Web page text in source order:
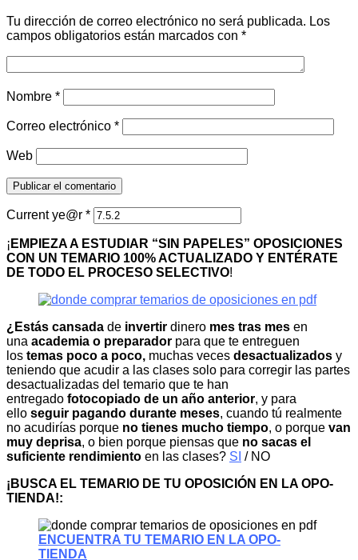
Tu dirección de correo electrónico no será publicada. Los
campos obligatorios están marcados con *
Nombre *
Correo electrónico *
Web
Current ye@r *
¡ EMPIEZA A ESTUDIAR “SIN PAPELES” OPOSICIONES
CON UN TEMARIO 100% ACTUALIZADO Y ENTÉRATE
DE TODO EL PROCESO SELECTIVO!
¿Estás cansada de invertir dinero mes tras mes en
una academia o preparador para que te entreguen
los temas poco a poco, muchas veces desactualizados y
teniendo que acudir a las clases solo para corregir las partes
desactualizadas del temario que te han
entregado fotocopiado de un año anterior, y para
ello seguir pagando durante meses, cuando tú realmente
no acudirías porque no tienes mucho tiempo, o porque van
muy deprisa, o bien porque piensas que no sacas el
suficiente rendimiento en las clases? SI / NO
¡BUSCA EL TEMARIO DE TU OPOSICIÓN EN LA OPO-
TIENDA!:
ENCUENTRA TU TEMARIO EN LA OPO-
TIENDA